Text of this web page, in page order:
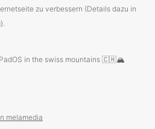
zu verbessern (Details dazu in
in the swiss mountains 🇨🇭🏔
melamedia